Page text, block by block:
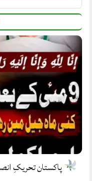
پاکستان تحریکِ